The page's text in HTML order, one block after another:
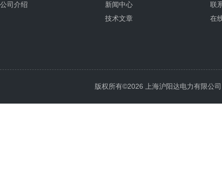
公司介绍
新闻中心
技术文章
联
在
版权所有©2026 上海沪阳达电力有限公